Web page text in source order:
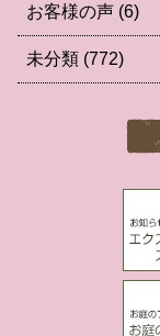
お客様の声 (6)
未分類 (772)